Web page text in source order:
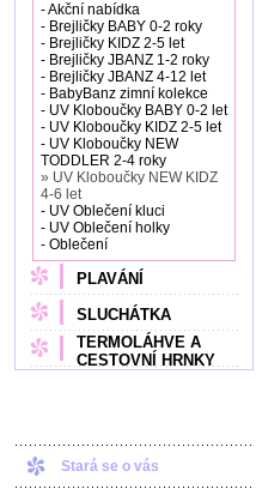
- Akční nabídka
- Brejličky BABY 0-2 roky
- Brejličky KIDZ 2-5 let
- Brejličky JBANZ 1-2 roky
- Brejličky JBANZ 4-12 let
- BabyBanz zimní kolekce
- UV Kloboučky BABY 0-2 let
- UV Kloboučky KIDZ 2-5 let
- UV Kloboučky NEW
TODDLER 2-4 roky
» UV Kloboučky NEW KIDZ
4-6 let
- UV Oblečení kluci
- UV Oblečení holky
- Oblečení
PLAVÁNÍ
SLUCHÁTKA
TERMOLÁHVE A
CESTOVNÍ HRNKY
Stará se o vás